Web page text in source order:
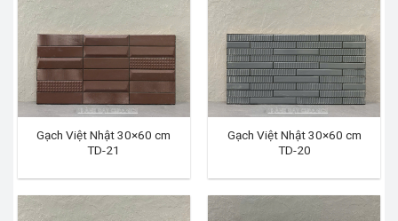
Gạch Việt Nhật 30×60 cm
TD-21
Gạch Việt Nhật 30×60 cm
TD-20